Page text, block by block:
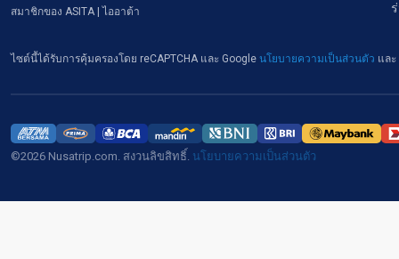
สมาชิกของ ASITA | ไออาต้า
ไซต์นี้ได้รับการคุ้มครองโดย reCAPTCHA และ Google นโยบายความเป็นส่วนตัว และ
©2026 Nusatrip.com. สงวนลิขสิทธิ์. นโยบายความเป็นส่วนตัว